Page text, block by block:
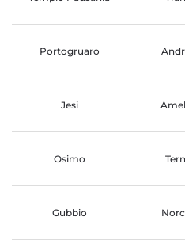
Portogruaro
Jesi
Osimo
Gubbio